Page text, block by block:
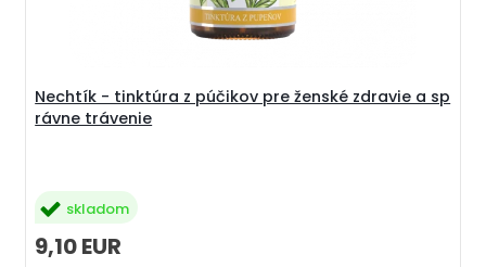
Nechtík - tinktúra z púčikov pre ženské zdravie a sp
rávne trávenie
9,10 EUR
skladom